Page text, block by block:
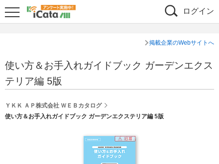
ログイン
掲載企業のWebサイトへ
使い方＆お手入れガイドブック ガーデンエクス
テリア編 5版
ＹＫＫ ＡＰ株式会社 ＷＥＢカタログ
使い方＆お手入れガイドブック ガーデンエクステリア編 5版